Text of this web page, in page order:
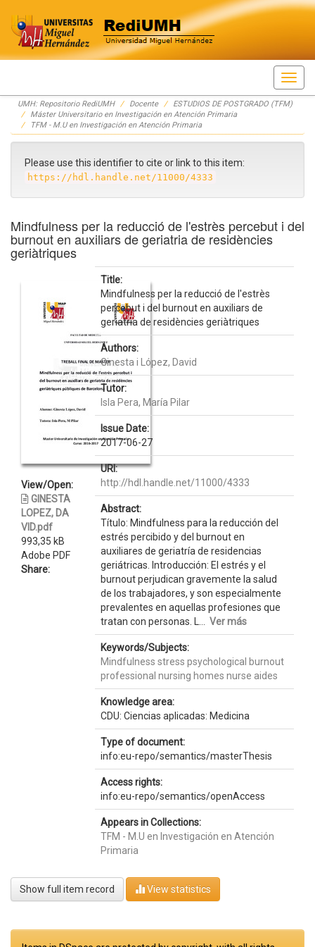
Skip
navigation
UMH: Repositorio RediUMH Docente
ESTUDIOS DE POSTGRADO (TFM)
Máster Universitario en Investigación en Atención Primaria
TFM - M.U en Investigación en Atención Primaria
Please use this identifier to cite or link to this item:
https://hdl.handle.net/11000/4333
Mindfulness per la reducció de l'estrès percebut i del
burnout en auxiliars de geriatria de residències
geriàtriques
View/Open:
GINESTA
LOPEZ, DA
VID.pdf
993,35 kB
Adobe PDF
Share:
Title:
Mindfulness per la reducció de l'estrès
percebut i del burnout en auxiliars de
geriatria de residències geriàtriques
Authors:
Ginesta i López, David
Tutor:
Isla Pera, María Pilar
Issue Date:
2017-06-27
URI:
http://hdl.handle.net/11000/4333
Abstract:
Título: Mindfulness para la reducción del
estrés percibido y del burnout en
auxiliares de geriatría de residencias
geriátricas. Introducción: El estrés y el
burnout perjudican gravemente la salud
de los trabajadores, y son especialmente
prevalentes en aquellas profesiones que
tratan con personas. L... Ver más
Keywords/Subjects:
Mindfulness stress psychological burnout
professional nursing homes nurse aides
Knowledge area:
CDU: Ciencias aplicadas: Medicina
Type of document:
info:eu-repo/semantics/masterThesis
Access rights:
info:eu-repo/semantics/openAccess
Appears in Collections:
TFM - M.U en Investigación en Atención
Primaria
Show full item record View statistics